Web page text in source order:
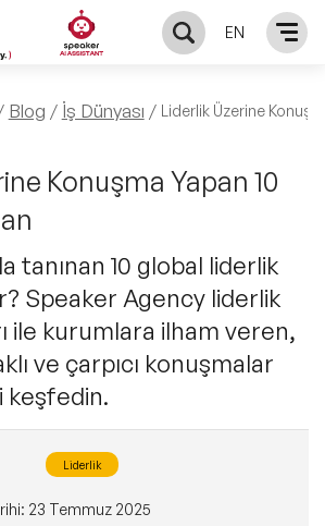
EN
Konuşmacılar
Workshop
& Moderasyon
Çözümler
Blog İş Dünyası Liderlik Üzerine
Konuşma Yapan 10
tanınan 10 global liderlik
Speaker Agency liderlik
ile kurumlara ilham veren,
ve çarpıcı konuşmalar
keşfedin.
Liderlik
23 Temmuz 2025